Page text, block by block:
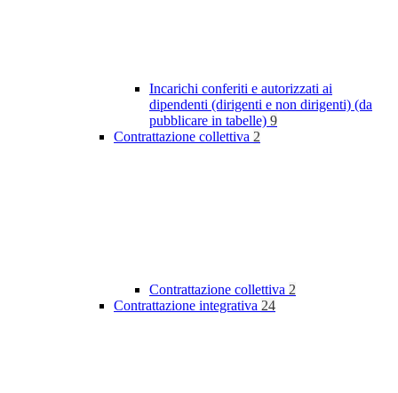
Incarichi conferiti e autorizzati ai
dipendenti (dirigenti e non dirigenti) (da
pubblicare in tabelle) 9
Contrattazione collettiva 2
Contrattazione collettiva 2
Contrattazione integrativa 24